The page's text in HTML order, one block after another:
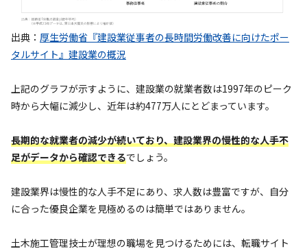
出典： 厚生労働省『建設業従事者の長時間労働改善に向けたポー
タルサイト』建設業の概況
上記のグラフが示すように、建設業の就業者数は1997年のピーク
時から大幅に減少し、近年は約477万人にとどまっています。
長期的な就業者の減少が続いており、建設業界の慢性的な人手不
足がデータから確認できるでしょう。
建設業界は慢性的な人手不足にあり、求人数は豊富ですが、自分
に合った優良企業を見極めるのは簡単ではありません。
土木施工管理技士が理想の職場を見つけるためには、転職サイト